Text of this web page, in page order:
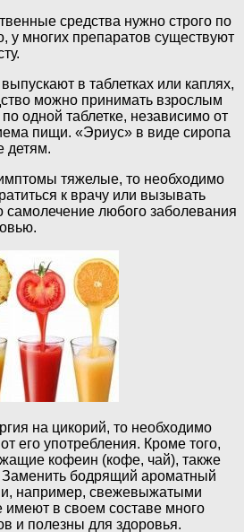
средства нужно строго по
у многих препаратов существуют
в таблетках или каплях,
можно принимать взрослым
одной таблетке, независимо от
пищи. «Эриус» в виде сиропа
детям.
тяжелые, то необходимо
к врачу или вызывать
самолечение любого заболевания
на цикорий, то необходимо
его употребления. Кроме того,
кофеин (кофе, чай), также
бодрящий ароматный
например, свежевыжатыми
имеют в своем составе много
и полезны для здоровья.